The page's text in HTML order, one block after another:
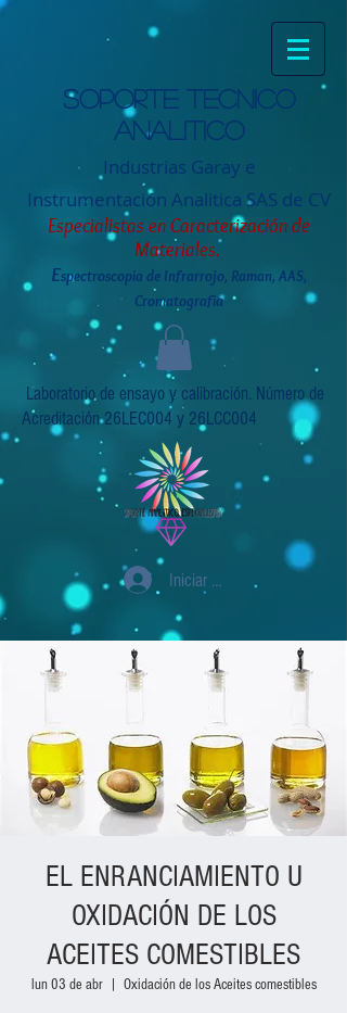
Soporte tecnico
analitico
Industrias Garay e
Instrumentación Analitica SAS de CV
Especialistas en Caracterización de
Materiales.
Espectroscopia de Infrarrojo, Raman, AAS,
Cromatografia
Laboratorio de ensayo y calibración. Número de
Acreditación 26LEC004 y 26LCC004
Iniciar sesión
EL ENRANCIAMIENTO U
OXIDACIÓN DE LOS
ACEITES COMESTIBLES
lun 03 de abr
  |
Oxidación de los Aceites comestibles